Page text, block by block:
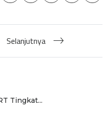
Selanjutnya
Tingkat...